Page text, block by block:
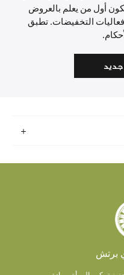
أول من يعلم بالعروض
التخفيضات. تطبق
جديد
برتش